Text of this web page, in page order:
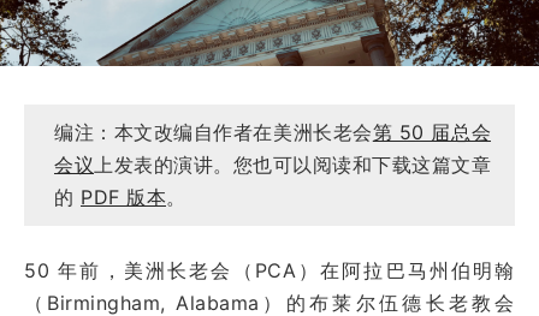
编注：本文改编自作者在美洲长老会第 50 届总会
会议 上发表的演讲。您也可以阅读和下载这篇文章
的 PDF 版本。
50 年前，美洲长老会（PCA）在阿拉巴马州伯明翰
（Birmingham, Alabama）的布莱尔伍德长老教会